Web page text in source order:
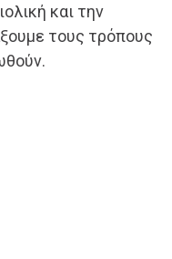
και την
τους τρόπους